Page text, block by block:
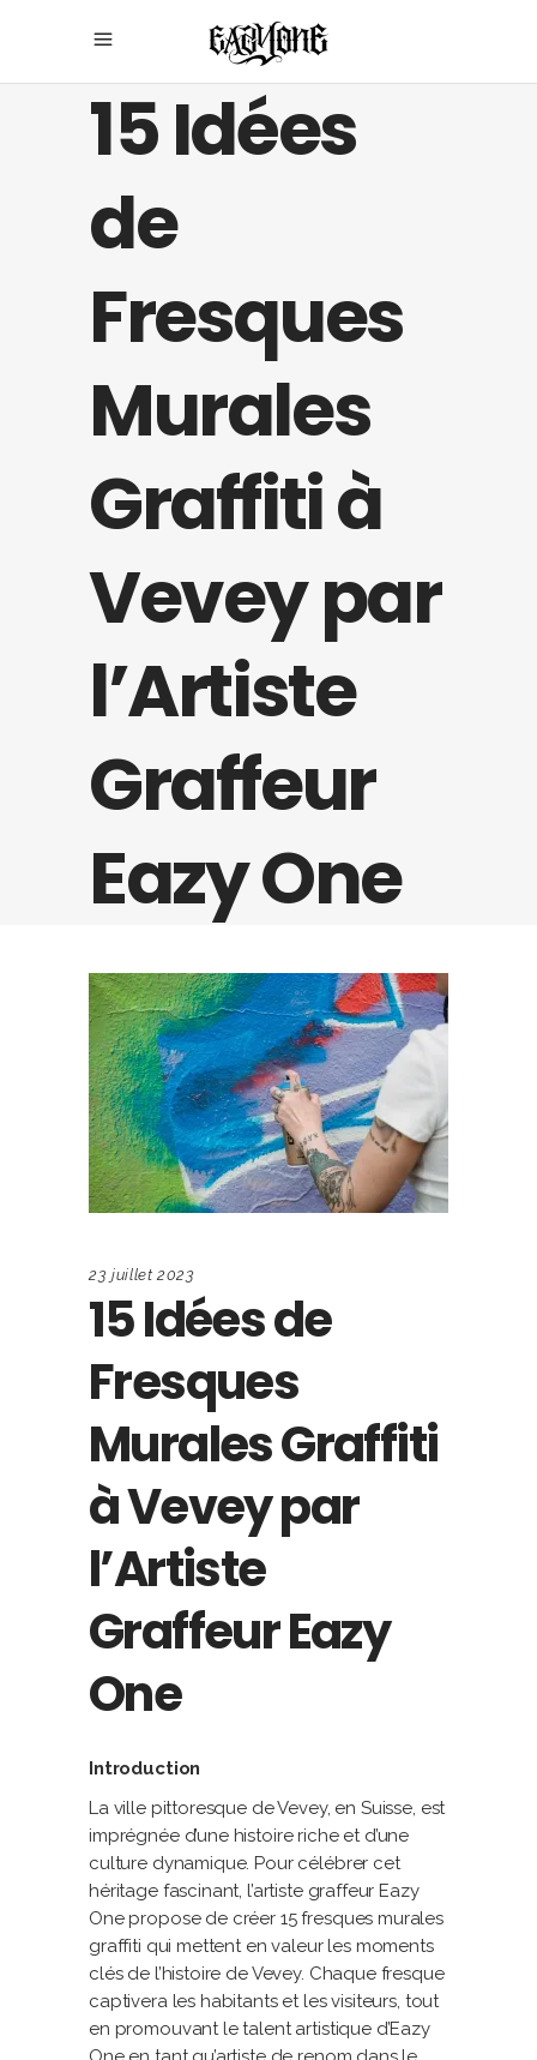
15 Idées
de
Fresques
Murales
Graffiti à
Vevey par
l’Artiste
Graffeur
Eazy One
23 juillet 2023
15 Idées de
Fresques
Murales Graffiti
à Vevey par
l’Artiste
Graffeur Eazy
One
Introduction
La ville pittoresque de Vevey, en Suisse, est
imprégnée d’une histoire riche et d’une
culture dynamique. Pour célébrer cet
héritage fascinant, l’artiste graffeur Eazy
One propose de créer 15 fresques murales
graffiti qui mettent en valeur les moments
clés de l’histoire de Vevey. Chaque fresque
captivera les habitants et les visiteurs, tout
en promouvant le talent artistique d’Eazy